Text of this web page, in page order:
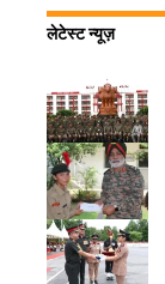
लेटेस्ट न्यूज़